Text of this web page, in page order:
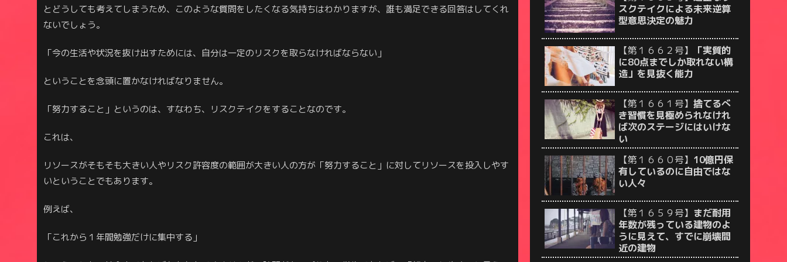
とどうしても考えてしまうため、このような質問をしたくなる気持ちはわかりますが、誰も満足できる回答はしてくれ
ないでしょう。
「今の生活や状況を抜け出すためには、自分は一定のリスクを取らなければならない」
ということを念頭に置かなければなりません。
「努力すること」というのは、すなわち、リスクテイクをすることなのです。
これは、
リソースがそもそも大きい人やリスク許容度の範囲が大きい人の方が「努力すること」に対してリソースを投入しやす
いということでもあります。
例えば、
「これから１年間勉強だけに集中する」
スクテイクによる未来逆算
型意思決定の魅力
【第１６６２号】
「実質的
に80点までしか取れない構
造」を見抜く能力
【第１６６１号】 捨てるべ
き習慣を見極められなけれ
ば次のステージにはいけな
い
【第１６６０号】 10億円保
有しているのに自由ではな
い人々
【第１６５９号】 まだ耐用
年数が残っている建物のよ
うに見えて、すでに崩壊間
近の建物